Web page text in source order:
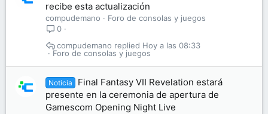
recibe esta actualización
compudemano
Foro de consolas y juegos
0
Foro de consolas y juegos
Hoy a las 08:33
compudemano
Noticia
Final Fantasy VII Revelation estará
presente en la ceremonia de apertura de
Gamescom Opening Night Live